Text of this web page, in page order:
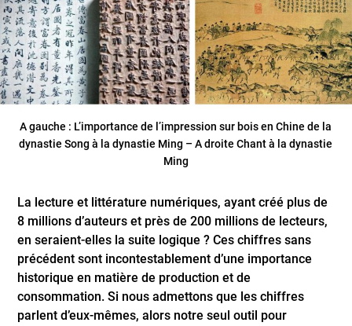
A gauche : L’importance de l’impression sur bois en Chine de la
dynastie Song à la dynastie Ming – A droite Chant à la dynastie
Ming
La lecture et littérature numériques, ayant créé plus de
8 millions d’auteurs et près de 200 millions de lecteurs,
en seraient-elles la suite logique ? Ces chiffres sans
précédent sont incontestablement d’une importance
historique en matière de production et de
consommation. Si nous admettons que les chiffres
parlent d’eux-mêmes, alors notre seul outil pour